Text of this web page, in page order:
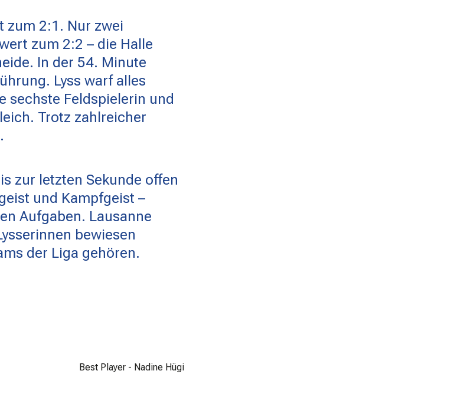
zum 2:1. Nur zwei
zum 2:2 – die Halle
In der 54. Minute
Lyss warf alles
sechste Feldspielerin und
Trotz zahlreicher
zur letzten Sekunde offen
und Kampfgeist –
Aufgaben. Lausanne
bewiesen
der Liga gehören.
Best Player - Nadine Hügi